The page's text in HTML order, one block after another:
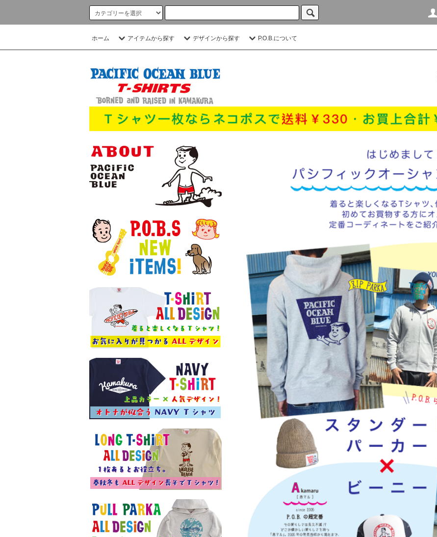
ホーム アイテムから探す デザインから探す P.O.B.について